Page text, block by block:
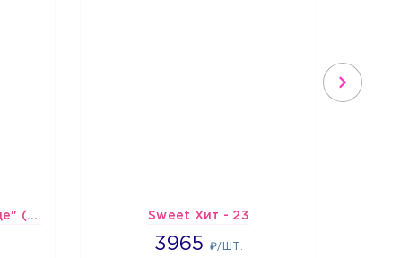
Шарик-открытка "Сердце" (45 см) - 2 Sweet Хит - 23
3965 ₽/ШТ.
3965